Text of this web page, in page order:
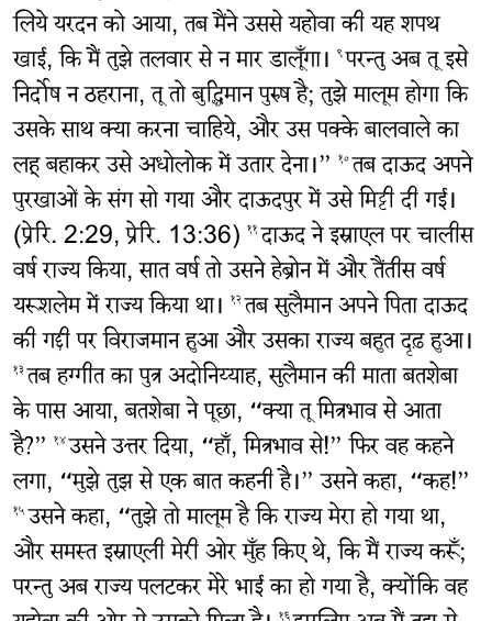
लिये यरदन को आया, तब मैंने उससे यहोवा की यह शपथ
खाई, कि मैं तुझे तलवार से न मार डालूँगा। ९परन्तु अब तू इसे
निर्दोष न ठहराना, तू तो बुद्धिमान पुरुष है; तुझे मालूम होगा कि
उसके साथ क्या करना चाहिये, और उस पक्के बालवाले का
लहू बहाकर उसे अधोलोक में उतार देना।” १०तब दाऊद अपने
पुरखाओं के संग सो गया और दाऊदपुर में उसे मिट्टी दी गई।
(प्रेरि. 2:29, प्रेरि. 13:36) ११दाऊद ने इस्राएल पर चालीस
वर्ष राज्य किया, सात वर्ष तो उसने हेब्रोन में और तैंतीस वर्ष
यरूशलेम में राज्य किया था। १२तब सुलैमान अपने पिता दाऊद
की गद्दी पर विराजमान हुआ और उसका राज्य बहुत दृढ़ हुआ।
१३तब हग्गीत का पुत्र अदोनिय्याह, सुलैमान की माता बतशेबा
के पास आया, बतशेबा ने पूछा, “क्या तू मित्रभाव से आता
है?” १४उसने उत्तर दिया, “हाँ, मित्रभाव से!” फिर वह कहने
लगा, “मुझे तुझ से एक बात कहनी है।” उसने कहा, “कह!”
१५उसने कहा, “तुझे तो मालूम है कि राज्य मेरा हो गया था,
और समस्त इस्राएली मेरी ओर मुँह किए थे, कि मैं राज्य करूँ;
परन्तु अब राज्य पलटकर मेरे भाई का हो गया है, क्योंकि वह